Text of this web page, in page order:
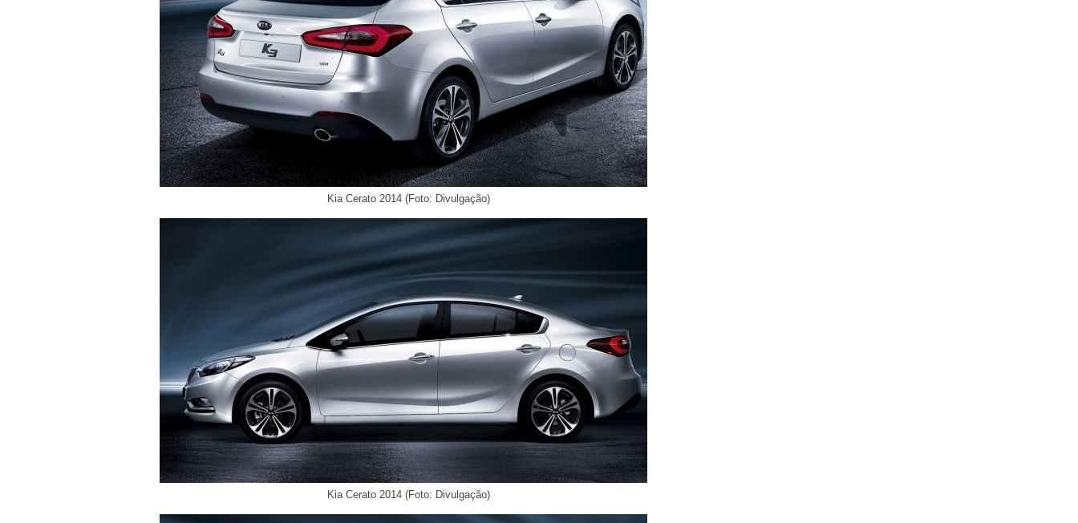
Kia Cerato 2014 (Foto: Divulgação)
Kia Cerato 2014 (Foto: Divulgação)